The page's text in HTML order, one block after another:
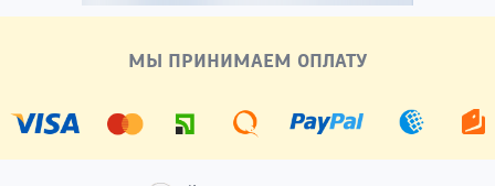
МЫ ПРИНИМАЕМ ОПЛАТУ